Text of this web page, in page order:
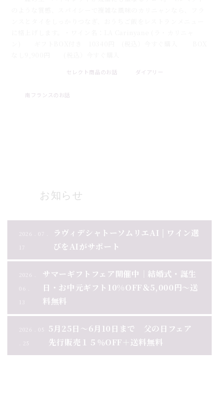
セレクト商品のお話 ダイアリー
南フランスのお話
お知らせ
2026 . 07 .
17
ラヴィデシャトーソムリエAI | ワイン選
びをAIがサポート
2026 .
06 .
13
サマーギフトフェア開催中｜結婚式・誕生
日・お中元ギフト10%OFF＆5,000円～送
料無料
2026 . 05
. 25
5月25日～6月10日まで 父の日フェア
先行販売１５％OFF＋送料無料